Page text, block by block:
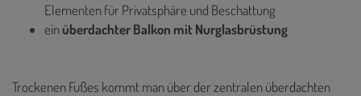
Elementen für Privatsphäre und Beschattung
einüberdachter Balkon mit Nurglasbrüstung
Trockenen Fußes kommt man über der zentralen überdachten